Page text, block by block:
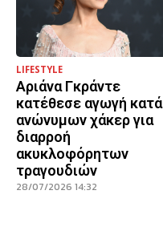
LIFESTYLE
Αριάνα Γκράντε
κατέθεσε αγωγή κατά
ανώνυμων χάκερ για
διαρροή
ακυκλοφόρητων
τραγουδιών
28/07/2026 14:32